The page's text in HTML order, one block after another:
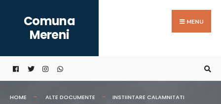
content
Comuna
Mereni
MENU
HOME ALTE DOCUMENTE INSTIINTARE CALAMNITATI
for: